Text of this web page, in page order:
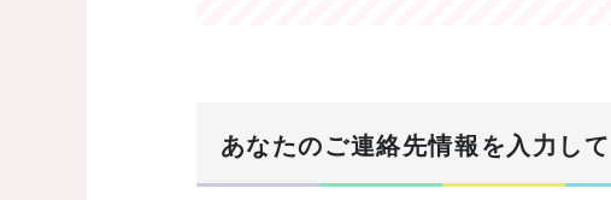
あなたのご連絡先情報を入力して